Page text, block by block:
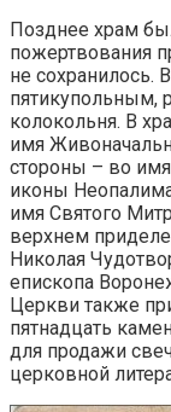
Позднее храм
пожертвования
не сохранилось.
пятикупольным,
колокольня. В
имя
стороны – во
иконы
имя Святого
верхнем
Николая
епископа
Церкви также
пятнадцать
для продажи
церковной